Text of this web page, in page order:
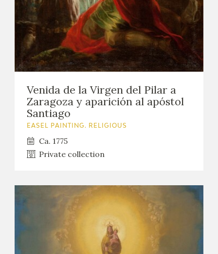
Venida de la Virgen del Pilar a
Zaragoza y aparición al apóstol
Santiago
EASEL PAINTING. RELIGIOUS
Ca. 1775
Private collection